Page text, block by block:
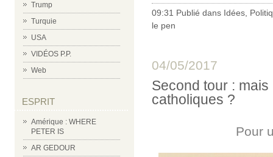
Trump
Turquie
USA
VIDÉOS P.P.
Web
ESPRIT
Amérique : WHERE
PETER IS
AR GEDOUR
09:31 Publié dans Idées
le pen
04/05/2017
Second tour :
catholiques ?
Pour